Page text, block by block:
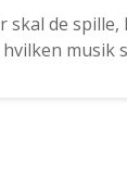
skal de
musik